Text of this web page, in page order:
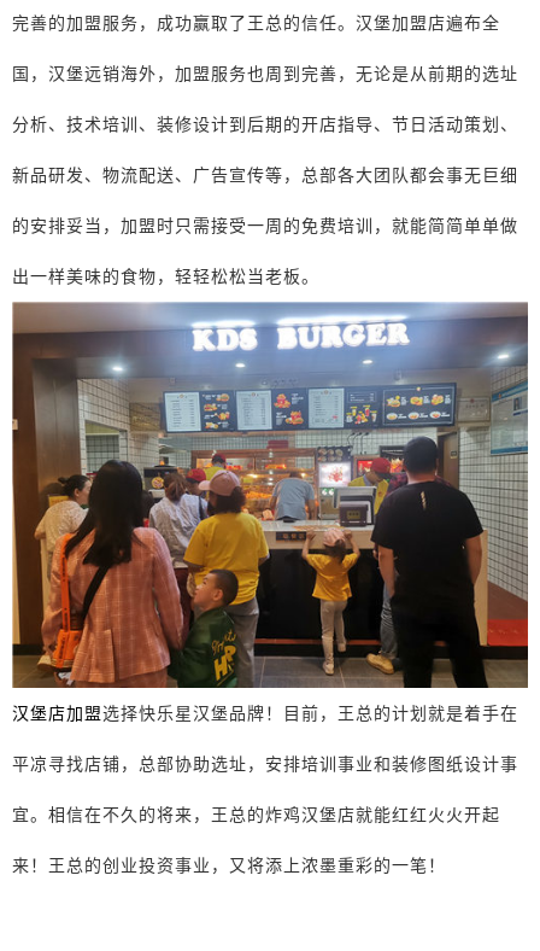
完善的加盟服务，成功赢取了王总的信任。汉堡加盟店遍布全
国，汉堡远销海外，加盟服务也周到完善，无论是从前期的选址
分析、技术培训、装修设计到后期的开店指导、节日活动策划、
新品研发、物流配送、广告宣传等，总部各大团队都会事无巨细
的安排妥当，加盟时只需接受一周的免费培训，就能简简单单做
出一样美味的食物，轻轻松松当老板。
汉堡店加盟选择快乐星汉堡品牌！目前，王总的计划就是着手在
平凉寻找店铺，总部协助选址，安排培训事业和装修图纸设计事
宜。相信在不久的将来，王总的炸鸡汉堡店就能红红火火开起
来！王总的创业投资事业，又将添上浓墨重彩的一笔！